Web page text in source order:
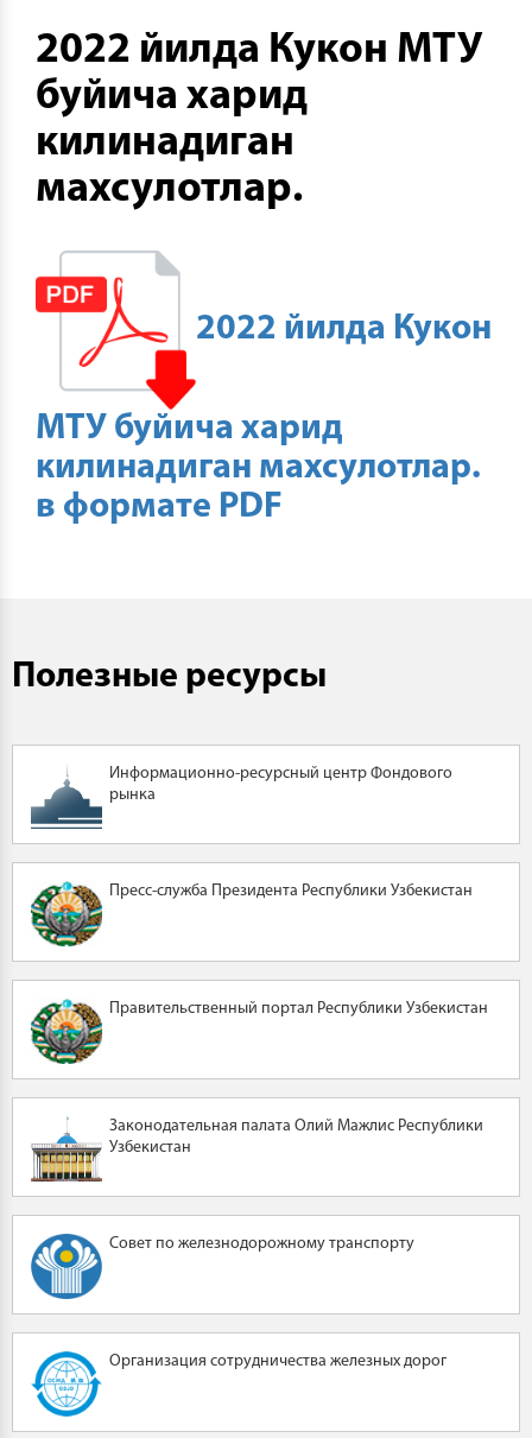
2022 йилда Кукон МТУ
буйича харид
килинадиган
махсулотлар.
2022 йилда Кукон
МТУ буйича харид
килинадиган махсулотлар.
в формате PDF
Полезные ресурсы
Информационно-ресурсный центр Фондового
рынка
Пресс-служба Президента Республики Узбекистан
Правительственный портал Республики Узбекистан
Законодательная палата Олий Мажлис Республики
Узбекистан
Совет по железнодорожному транспорту
Организация сотрудничества железных дорог